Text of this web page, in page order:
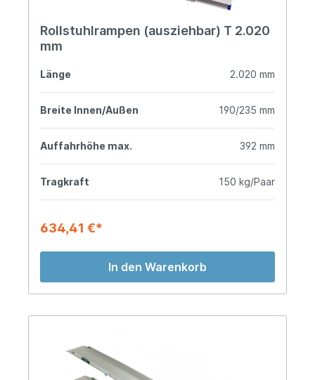
Rollstuhlrampen (ausziehbar) T 2.020
mm
Länge 2.020 mm
Breite Innen/Außen 190/235 mm
Auffahrhöhe max. 392 mm
Tragkraft 150 kg/Paar
634,41 €*
In den Warenkorb